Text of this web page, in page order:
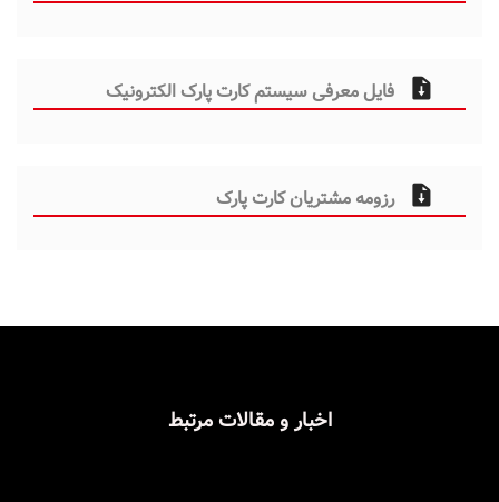
فایل معرفی سیستم کارت پارک الکترونیک
رزومه مشتریان کارت پارک
اخبار و مقالات مرتبط